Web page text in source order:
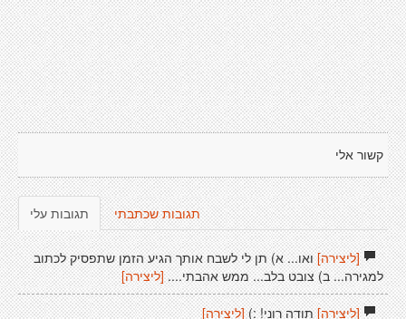
קשור אלי
תגובות עלי תגובות שכתבתי
[ליצירה]ואו... א) תן לי לשבח אותך הגיע הזמן שתפסיק לכתוב
למגירה... ב) צובט בלב... ממש אהבתי.... [ליצירה]
[ליצירה]תודה רוני! :) [ליצירה]